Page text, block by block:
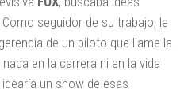
seguidor de su trabajo, le
de un piloto que llame la
en la carrera ni en la vida
un show de esas